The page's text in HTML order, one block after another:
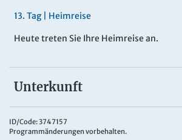
13. Tag | Heimreise
Heute treten Sie Ihre Heimreise an.
Unterkunft
Ihre Hotels
Während der Reise übernachten Sie in
Mittelklassehotelsentlang der Route – in
ID/Code: 3747157
Programmänderungen vorbehalten.